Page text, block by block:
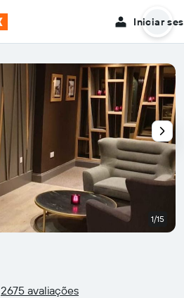
Iniciar
2675 avaliações
1/15